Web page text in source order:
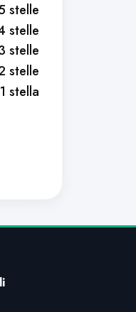
stelle
stelle
stelle
stelle
1 stella